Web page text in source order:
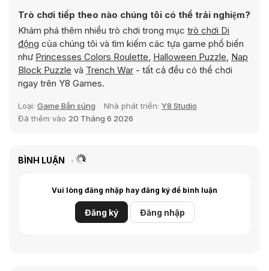
Trò chơi tiếp theo nào chúng tôi có thể trải nghiệm?
Khám phá thêm nhiều trò chơi trong mục trò chơi Di
động của chúng tôi và tìm kiếm các tựa game phổ biến
như Princesses Colors Roulette, Halloween Puzzle, Nap
Block Puzzle và Trench War - tất cả đều có thể chơi
ngay trên Y8 Games.
Loại: Game Bắn súng Nhà phát triển: Y8 Studio
Đã thêm vào 20 Tháng 6 2026
BÌNH LUẬN
Vui lòng đăng nhập hay đăng ký để bình luận
Đăng ký Đăng nhập